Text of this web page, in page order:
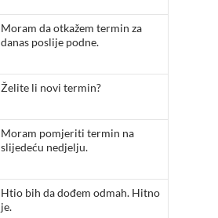
Moram da otkažem termin za
danas poslije podne.
Želite li novi termin?
Moram pomjeriti termin na
slijedeću nedjelju.
Htio bih da dođem odmah. Hitno
je.